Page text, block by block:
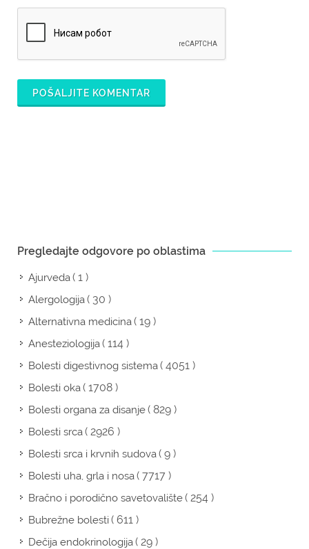
POŠALJITE KOMENTAR
Pregledajte odgovore po oblastima
Ajurveda( 1 )
Alergologija( 30 )
Alternativna medicina( 19 )
Anesteziologija( 114 )
Bolesti digestivnog sistema( 4051 )
Bolesti oka( 1708 )
Bolesti organa za disanje( 829 )
Bolesti srca( 2926 )
Bolesti srca i krvnih sudova( 9 )
Bolesti uha, grla i nosa( 7717 )
Bračno i porodično savetovalište( 254 )
Bubrežne bolesti( 611 )
Dečija endokrinologija( 29 )